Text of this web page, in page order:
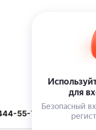
55-78